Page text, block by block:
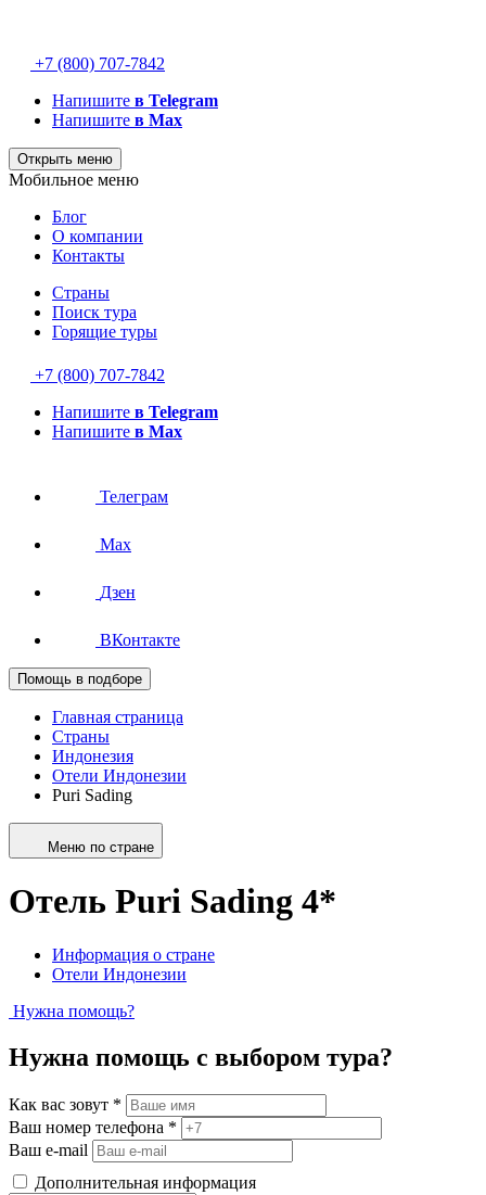
+7 (800) 707-7842
Напишите в Telegram
Напишите в Max
Открыть меню
Мобильное меню
Блог
О компании
Контакты
Страны
Поиск тура
Горящие туры
+7 (800) 707-7842
Напишите в Telegram
Напишите в Max
Телеграм
Max
Дзен
ВКонтакте
Помощь в подборе
Главная страница
Страны
Индонезия
Отели Индонезии
Puri Sading
Меню по стране
Отель Puri Sading 4*
Информация о стране
Отели Индонезии
Нужна помощь?
Нужна помощь с выбором тура?
Как вас зовут *
Ваш номер телефона *
Ваш e-mail
Дополнительная информация